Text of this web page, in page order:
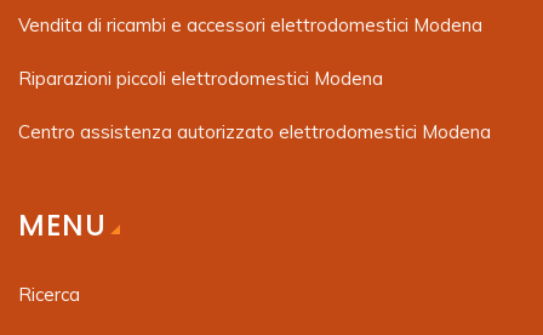
Vendita di ricambi e accessori elettrodomestici Modena
Riparazioni piccoli elettrodomestici Modena
Centro assistenza autorizzato elettrodomestici Modena
MENU
Ricerca